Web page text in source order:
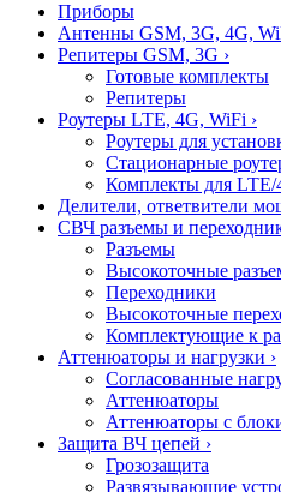
Приборы
Антенны GSM, 3G, 4G,
Репитеры GSM, 3G ›
Готовые комплекты
Репитеры
Роутеры LTE, 4G, WiFi ›
Роутеры для
Стационарные
Комплекты для LTE/
Делители, ответвители
СВЧ разъемы и
Разъемы
Высокоточные
Переходники
Высокоточные
Комплектующие к
Аттенюаторы и нагрузки ›
Согласованные
Аттенюаторы
Аттенюаторы с
Защита ВЧ цепей ›
Грозозащита
Развязывающие